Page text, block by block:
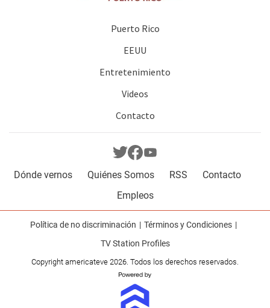
Puerto Rico
EEUU
Entretenimiento
Videos
Contacto
Dónde vernos Quiénes Somos RSS
Contacto
Empleos
Política de no discriminación
Términos y Condiciones
TV Station Profiles
Copyright americateve 2026. Todos los derechos reservados.